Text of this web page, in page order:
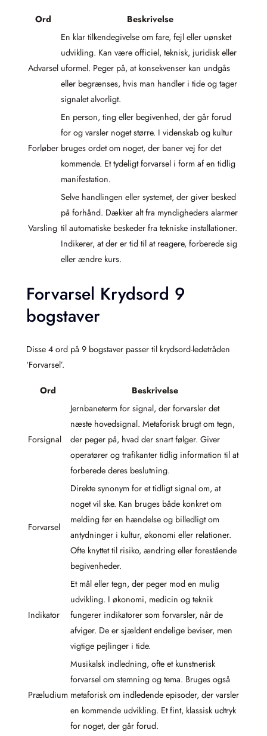
Ord Beskrivelse
Advarsel
En klar tilkendegivelse om fare, fejl eller uønsket
udvikling. Kan være officiel, teknisk, juridisk eller
uformel. Peger på, at konsekvenser kan undgås
eller begrænses, hvis man handler i tide og tager
signalet alvorligt.
Forløber
En person, ting eller begivenhed, der går forud
for og varsler noget større. I videnskab og kultur
bruges ordet om noget, der baner vej for det
kommende. Et tydeligt forvarsel i form af en tidlig
manifestation.
Varsling
Selve handlingen eller systemet, der giver besked
på forhånd. Dækker alt fra myndigheders alarmer
til automatiske beskeder fra tekniske installationer.
Indikerer, at der er tid til at reagere, forberede sig
eller ændre kurs.
Forvarsel Krydsord 9
bogstaver
Disse 4 ord på 9 bogstaver passer til krydsord-ledetråden
‘Forvarsel’.
Ord Beskrivelse
Forsignal
Jernbaneterm for signal, der forvarsler det
næste hovedsignal. Metaforisk brugt om tegn,
der peger på, hvad der snart følger. Giver
operatører og trafikanter tidlig information til at
forberede deres beslutning.
Forvarsel
Direkte synonym for et tidligt signal om, at
noget vil ske. Kan bruges både konkret om
melding før en hændelse og billedligt om
antydninger i kultur, økonomi eller relationer.
Ofte knyttet til risiko, ændring eller forestående
begivenheder.
Indikator
Et mål eller tegn, der peger mod en mulig
udvikling. I økonomi, medicin og teknik
fungerer indikatorer som forvarsler, når de
afviger. De er sjældent endelige beviser, men
vigtige pejlinger i tide.
Præludium
Musikalsk indledning, ofte et kunstnerisk
forvarsel om stemning og tema. Bruges også
metaforisk om indledende episoder, der varsler
en kommende udvikling. Et fint, klassisk udtryk
for noget, der går forud.